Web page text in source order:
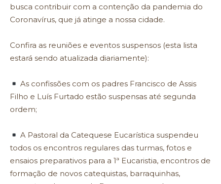
busca contribuir com a contenção da pandemia do
Coronavírus, que já atinge a nossa cidade.
Confira as reuniões e eventos suspensos (esta lista
estará sendo atualizada diariamente):
As confissões com os padres Francisco de Assis
Filho e Luís Furtado estão suspensas até segunda
ordem;
A Pastoral da Catequese Eucarística suspendeu
todos os encontros regulares das turmas, fotos e
ensaios preparativos para a 1ª Eucaristia, encontros de
formação de novos catequistas, barraquinhas,